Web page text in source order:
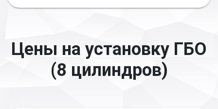
Цены на установку ГБО
(8 цилиндров)